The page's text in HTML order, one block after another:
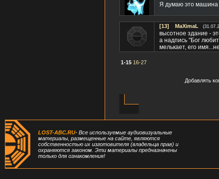
Я думаю это машина
[13] MaXimaL
высотное здание -
а надпись "Бог
мелькает, его
1-15 16-27
Добавлять
LOST-ABC.RU- Все используемые аудиовизуальные
материалы, размещенные на сайте, являются
собственностью их изготовителя (владельца прав) и
охраняются законом. Эти материалы предназначены
только для ознакомления!